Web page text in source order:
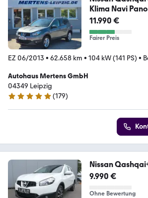
Klima Navi
11.990 €
Fairer Preis
EZ 06/2013 • 62.658 km • 104 kW (141 PS) •
Autohaus Mertens GmbH
04349 Leipzig
4.9 Sterne
(179)
Nissan
9.990 €
Ohne Bewertung